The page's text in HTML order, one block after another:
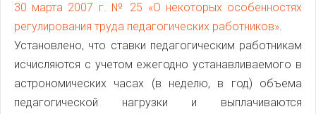
30 марта 2007 г. № 25 «О некоторых особенностях
регулирования труда педагогических работников».
Установлено, что ставки педагогическим работникам
исчисляются с учетом ежегодно устанавливаемого в
астрономических часах (в неделю, в год) объема
педагогической нагрузки и выплачиваются